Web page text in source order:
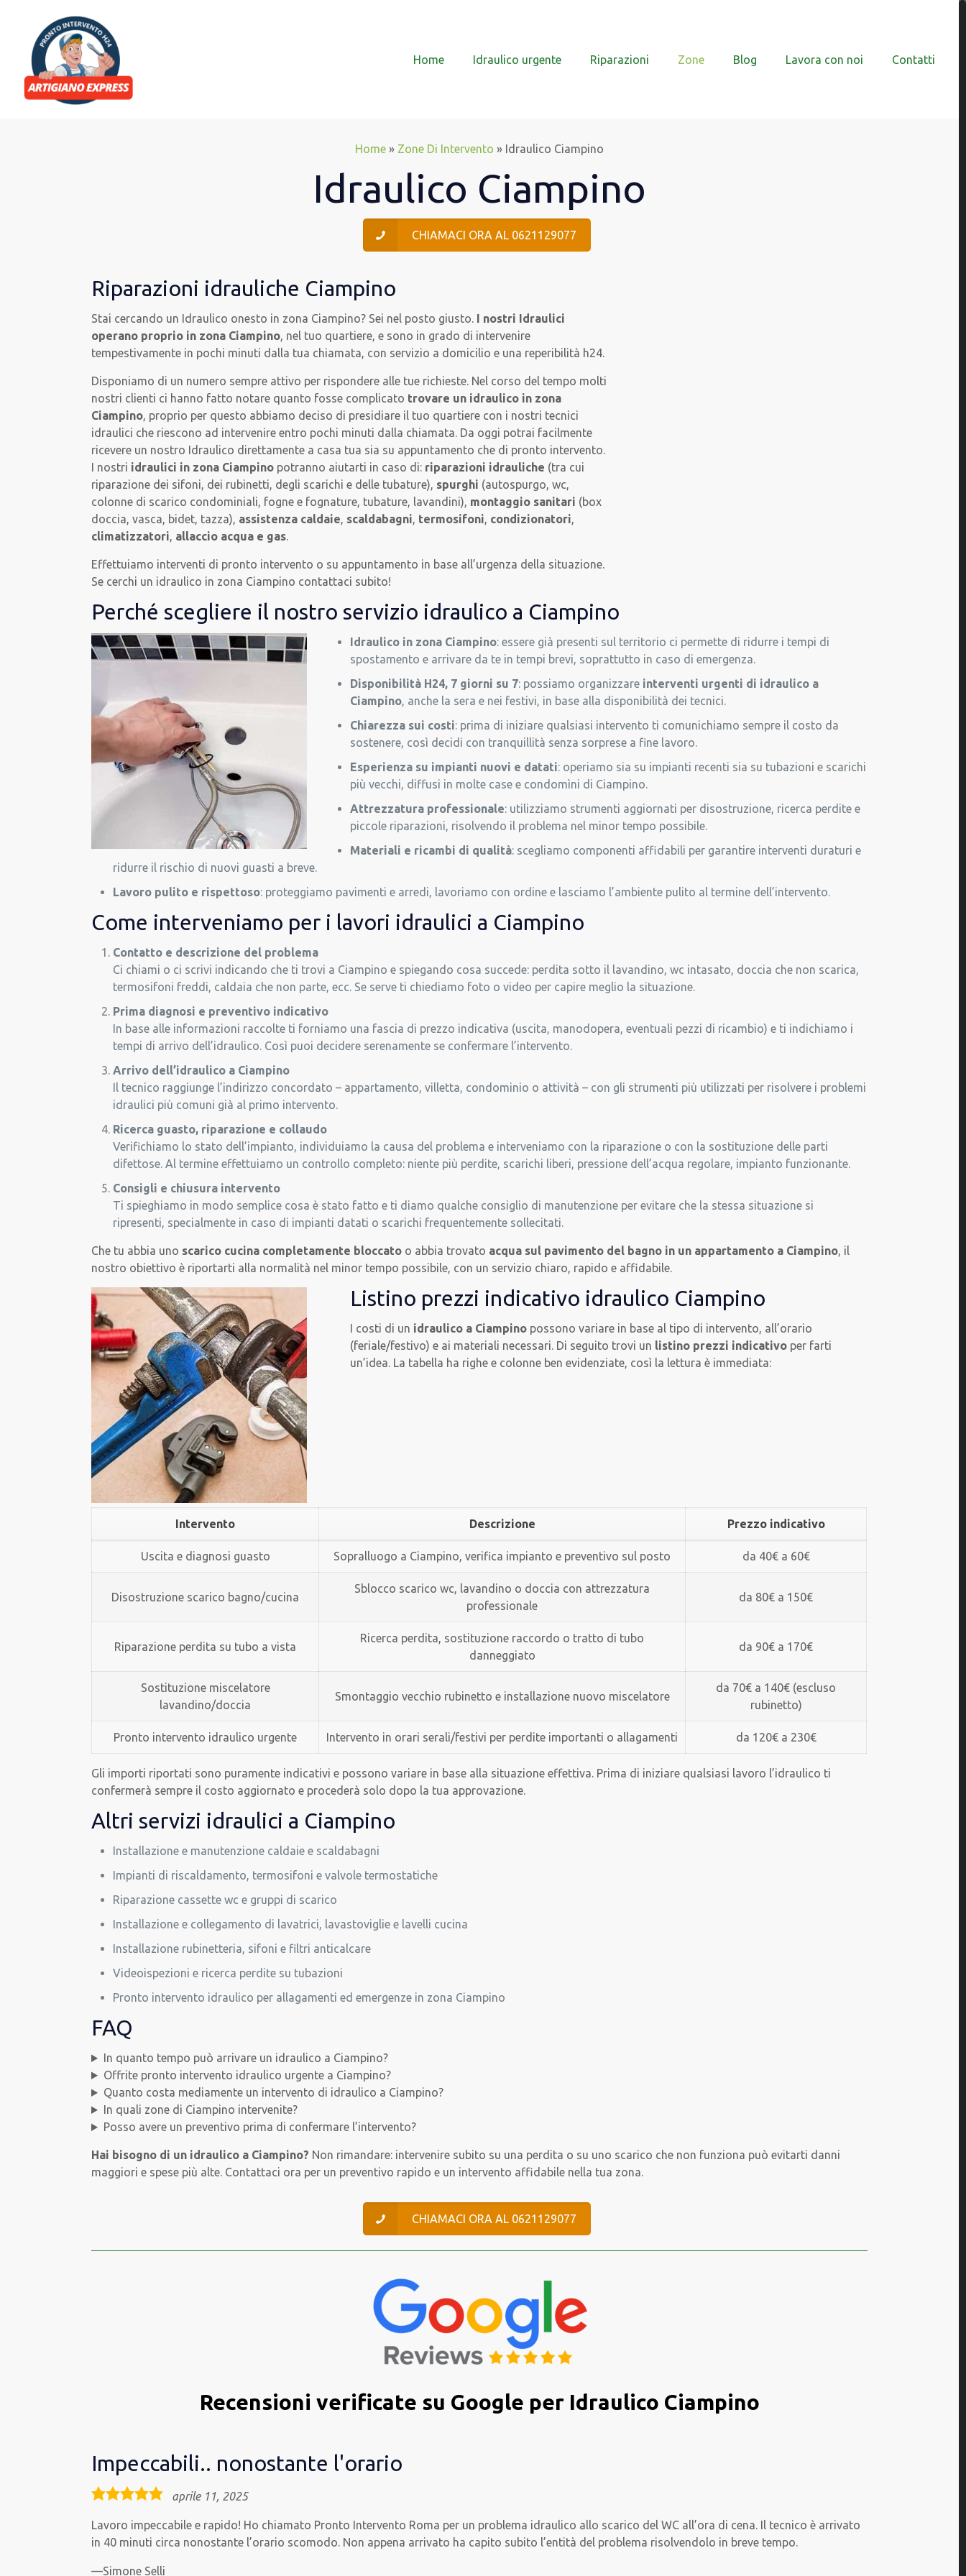
Home Idraulico urgente Riparazioni Zone Blog Lavora con noi Contatti
Home » Zone Di Intervento » Idraulico Ciampino
Idraulico Ciampino
CHIAMACI ORA AL 0621129077
Riparazioni idrauliche Ciampino
Stai cercando un Idraulico onesto in zona Ciampino? Sei nel posto giusto. I nostri Idraulici
operano proprio in zona Ciampino, nel tuo quartiere, e sono in grado di intervenire
tempestivamente in pochi minuti dalla tua chiamata, con servizio a domicilio e una reperibilità h24.
Disponiamo di un numero sempre attivo per rispondere alle tue richieste. Nel corso del tempo molti
nostri clienti ci hanno fatto notare quanto fosse complicato trovare un idraulico in zona
Ciampino, proprio per questo abbiamo deciso di presidiare il tuo quartiere con i nostri tecnici
idraulici che riescono ad intervenire entro pochi minuti dalla chiamata. Da oggi potrai facilmente
ricevere un nostro Idraulico direttamente a casa tua sia su appuntamento che di pronto intervento.
I nostri idraulici in zona Ciampino potranno aiutarti in caso di: riparazioni idrauliche (tra cui
riparazione dei sifoni, dei rubinetti, degli scarichi e delle tubature), spurghi (autospurgo, wc,
colonne di scarico condominiali, fogne e fognature, tubature, lavandini), montaggio sanitari (box
doccia, vasca, bidet, tazza), assistenza caldaie, scaldabagni, termosifoni, condizionatori,
climatizzatori, allaccio acqua e gas.
Effettuiamo interventi di pronto intervento o su appuntamento in base all’urgenza della situazione.
Se cerchi un idraulico in zona Ciampino contattaci subito!
Perché scegliere il nostro servizio idraulico a Ciampino
Idraulico in zona Ciampino: essere già presenti sul territorio ci permette di ridurre i tempi di
spostamento e arrivare da te in tempi brevi, soprattutto in caso di emergenza.
Disponibilità H24, 7 giorni su 7: possiamo organizzare interventi urgenti di idraulico a
Ciampino, anche la sera e nei festivi, in base alla disponibilità dei tecnici.
Chiarezza sui costi: prima di iniziare qualsiasi intervento ti comunichiamo sempre il costo da
sostenere, così decidi con tranquillità senza sorprese a fine lavoro.
Esperienza su impianti nuovi e datati: operiamo sia su impianti recenti sia su tubazioni e scarichi
più vecchi, diffusi in molte case e condomìni di Ciampino.
Attrezzatura professionale: utilizziamo strumenti aggiornati per disostruzione, ricerca perdite e
piccole riparazioni, risolvendo il problema nel minor tempo possibile.
Materiali e ricambi di qualità: scegliamo componenti affidabili per garantire interventi duraturi e
ridurre il rischio di nuovi guasti a breve.
Lavoro pulito e rispettoso: proteggiamo pavimenti e arredi, lavoriamo con ordine e lasciamo l’ambiente pulito al termine dell’intervento.
Come interveniamo per i lavori idraulici a Ciampino
Contatto e descrizione del problema
Ci chiami o ci scrivi indicando che ti trovi a Ciampino e spiegando cosa succede: perdita sotto il lavandino, wc intasato, doccia che non scarica,
termosifoni freddi, caldaia che non parte, ecc. Se serve ti chiediamo foto o video per capire meglio la situazione.
Prima diagnosi e preventivo indicativo
In base alle informazioni raccolte ti forniamo una fascia di prezzo indicativa (uscita, manodopera, eventuali pezzi di ricambio) e ti indichiamo i
tempi di arrivo dell’idraulico. Così puoi decidere serenamente se confermare l’intervento.
Arrivo dell’idraulico a Ciampino
Il tecnico raggiunge l’indirizzo concordato – appartamento, villetta, condominio o attività – con gli strumenti più utilizzati per risolvere i problemi
idraulici più comuni già al primo intervento.
Ricerca guasto, riparazione e collaudo
Verifichiamo lo stato dell’impianto, individuiamo la causa del problema e interveniamo con la riparazione o con la sostituzione delle parti
difettose. Al termine effettuiamo un controllo completo: niente più perdite, scarichi liberi, pressione dell’acqua regolare, impianto funzionante.
Consigli e chiusura intervento
Ti spieghiamo in modo semplice cosa è stato fatto e ti diamo qualche consiglio di manutenzione per evitare che la stessa situazione si
ripresenti, specialmente in caso di impianti datati o scarichi frequentemente sollecitati.
Che tu abbia uno scarico cucina completamente bloccato o abbia trovato acqua sul pavimento del bagno in un appartamento a Ciampino, il
nostro obiettivo è riportarti alla normalità nel minor tempo possibile, con un servizio chiaro, rapido e affidabile.
Listino prezzi indicativo idraulico Ciampino
I costi di un idraulico a Ciampinopossono variare in base al tipo di intervento, all’orario
(feriale/festivo) e ai materiali necessari. Di seguito trovi un listino prezzi indicativoper farti
un’idea. La tabella ha righe e colonne ben evidenziate, così la lettura è immediata:
Intervento Descrizione Prezzo indicativo
Uscita e diagnosi guasto Sopralluogo a Ciampino, verifica impianto e preventivo sul posto da 40€ a 60€
Disostruzione scarico bagno/cucina
Sblocco scarico wc, lavandino o doccia con attrezzatura
professionale
da 80€ a 150€
Riparazione perdita su tubo a vista
Ricerca perdita, sostituzione raccordo o tratto di tubo
danneggiato
da 90€ a 170€
Sostituzione miscelatore
lavandino/doccia
Smontaggio vecchio rubinetto e installazione nuovo miscelatore
da 70€ a 140€ (escluso
rubinetto)
Pronto intervento idraulico urgente Intervento in orari serali/festivi per perdite importanti o allagamenti da 120€ a 230€
Gli importi riportati sono puramente indicativi e possono variare in base alla situazione effettiva. Prima di iniziare qualsiasi lavoro l’idraulico ti
confermerà sempre il costo aggiornato e procederà solo dopo la tua approvazione.
Altri servizi idraulici a Ciampino
Installazione e manutenzione caldaie e scaldabagni
Impianti di riscaldamento, termosifoni e valvole termostatiche
Riparazione cassette wc e gruppi di scarico
Installazione e collegamento di lavatrici, lavastoviglie e lavelli cucina
Installazione rubinetteria, sifoni e filtri anticalcare
Videoispezioni e ricerca perdite su tubazioni
Pronto intervento idraulico per allagamenti ed emergenze in zona Ciampino
FAQ
In quanto tempo può arrivare un idraulico a Ciampino?
Offrite pronto intervento idraulico urgente a Ciampino?
Quanto costa mediamente un intervento di idraulico a Ciampino?
In quali zone di Ciampino intervenite?
Posso avere un preventivo prima di confermare l’intervento?
Hai bisogno di un idraulico a Ciampino? Non rimandare: intervenire subito su una perdita o su uno scarico che non funziona può evitarti danni
maggiori e spese più alte. Contattaci ora per un preventivo rapido e un intervento affidabile nella tua zona.
CHIAMACI ORA AL 0621129077
Recensioni verificate su Google per Idraulico Ciampino
Impeccabili.. nonostante l'orario
5,0
aprile 11, 2025
Lavoro impeccabile e rapido! Ho chiamato Pronto Intervento Roma per un problema idraulico allo scarico del WC all’ora di cena. Il tecnico è arrivato
in 40 minuti circa nonostante l’orario scomodo. Non appena arrivato ha capito subito l’entità del problema risolvendolo in breve tempo.
Simone Selli